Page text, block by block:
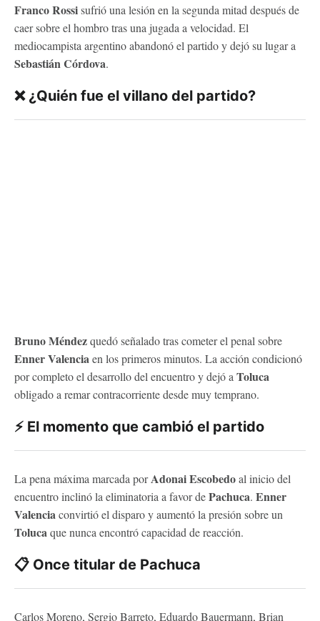
Franco Rossisufrió una lesión en la segunda mitad después de
caer sobre el hombro tras una jugada a velocidad. El
mediocampista argentino abandonó el partido y dejó su lugar a
Sebastián Córdova.
❌ ¿Quién fue el villano del partido?
Bruno Méndezquedó señalado tras cometer el penal sobre
Enner Valenciaen los primeros minutos. La acción condicionó
por completo el desarrollo del encuentro y dejó a Toluca
obligado a remar contracorriente desde muy temprano.
⚡ El momento que cambió el partido
La pena máxima marcada porAdonai Escobedoal inicio del
encuentro inclinó la eliminatoria a favor dePachuca. Enner
Valenciaconvirtió el disparo y aumentó la presión sobre un
Tolucaque nunca encontró capacidad de reacción.
📋 Once titular de Pachuca
Carlos Moreno, Sergio Barreto, Eduardo Bauermann, Brian